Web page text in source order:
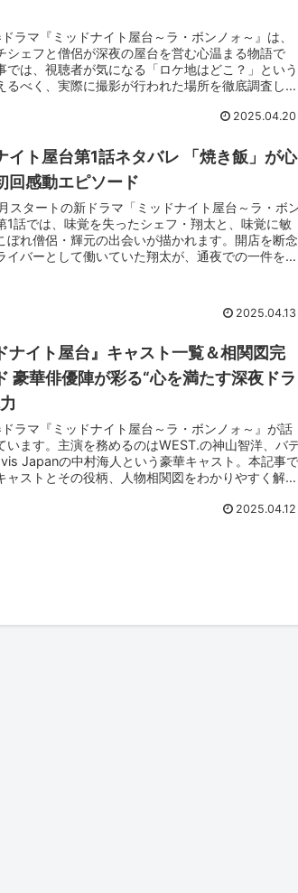
ラマ『ミッドナイト屋台～ラ・ボンノォ～』は、
シェフと僧侶が深夜の屋台を営む心温まる物語で
では、視聴者が気になる「ロケ地はどこ？」という
るべく、実際に撮影が行われた場所を徹底調査しま
ン「BISTRO Bonne Femme」など、ドラマに登場
2025.04.20
イト屋台第1話ネタバレ 「焼き飯」が心
回感動エピソード
スタートの新ドラマ「ミッドナイト屋台～ラ・ボ
1話では、味覚を失ったシェフ・翔太と、味覚に敏
ぼれ僧侶・輝元の出会いが描かれます。開店を断念
イバーとして働いていた翔太が、通夜での一件をき
語の核心や料理「焼き飯」に込められた思い、主演
さんの演技に注目しながら、ドラマの魅力を深掘り
2025.04.13
ナイト屋台』キャスト一覧＆相関図完
豪華俳優陣が彩る“心を満たす深夜ドラ
ラマ『ミッドナイト屋台～ラ・ボンノォ～』が話
います。主演を務めるのはWEST.の神山智洋、バ
Japanの中村海人という豪華キャスト。本記事で
ャストとその役柄、人物相関図をわかりやすく解説
します。キャスト同士の関係性や、それぞれのキャ
2025.04.12